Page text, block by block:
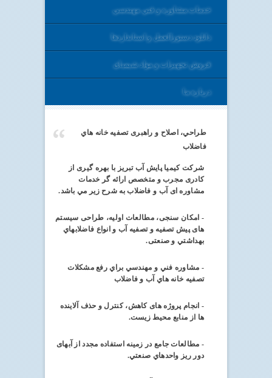
خدمات مشاوره و فني مهندسي
دانلود دستورالعمل و استانداردها
فروش تجهیزات و مواد شیمیای
درباره ما
طراحي، اصلاح و راهبری تصفیه خانه هاي
فاضلاب
شرکت کیمیا پایش آب تبریز با بهره گیری از
کادری مجرب و متخصص ارائه گر خدمات
مشاوره ای آب و فاضلاب به شرح زير مي باشد.
- امکان سنجی، مطالعات اولیه، طراحی سیستم
های پیش تصفیه و تصفیه آب و انواع فاضلابهاي
بهداشتي و صنعتی.
- مشاوره فني و مهندسي براي رفع مشکلات
تصفیه خانه هاي آب و فاضلاب
- انجام پروژه های کاهش، کنترل و حذف آلاینده
ها از منابع محیط زیست.
- مطالعات جامع در زمينه استفاده مجدد از آبهای
دور ریز واحدهاي صنعتي.